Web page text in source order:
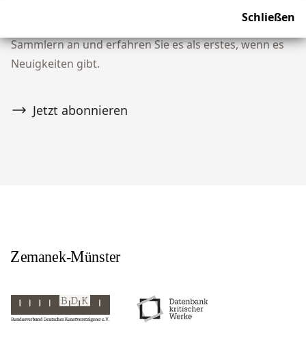
Schließen
unserer Community von über 10.000 Tribal Art
Sammlern an und erfahren Sie es als erstes, wenn es
Neuigkeiten gibt.
Jetzt abonnieren